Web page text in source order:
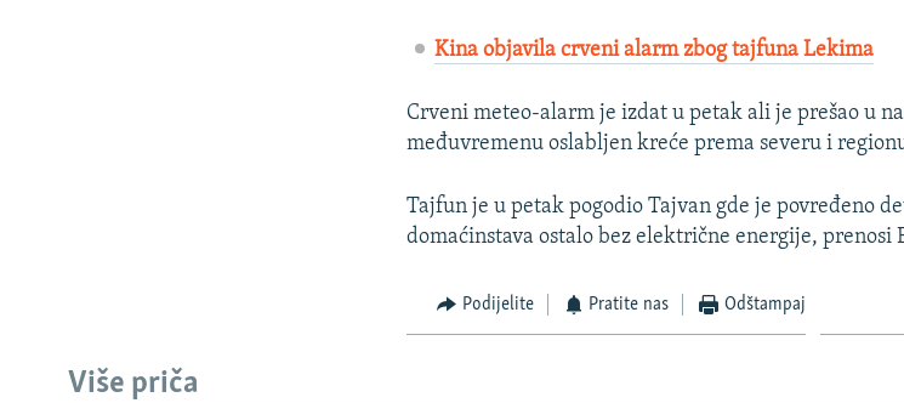
Kina objavila crveni alarm zbog tajfuna Lekima
Crveni meteo-alarm je izdat u petak ali je prešao u
međuvremenu oslabljen kreće prema severu i
Tajfun je u petak pogodio Tajvan gde je povređeno
domaćinstava ostalo bez električne energije, prenosi
Podijelite Pratite nas Odštampaj
Više priča